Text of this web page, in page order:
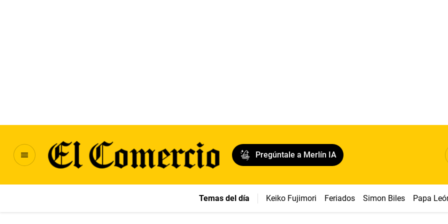
Pregúntale a Merlín IA
Temas del día Keiko Fujimori Feriados Simon Biles Papa